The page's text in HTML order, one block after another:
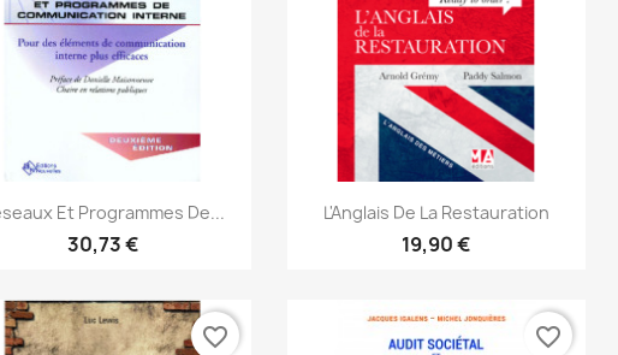
Aperçu rapide
Et Programmes De...
30,73 €
Aperçu rapide
L'Anglais De La Restauration
19,90 €
favorite_border favorite_border